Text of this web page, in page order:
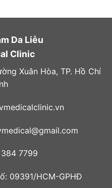
Da Liễu
Clinic
Xuân Hòa, TP. Hồ Chí
7799
09391/HCM-GPHĐ